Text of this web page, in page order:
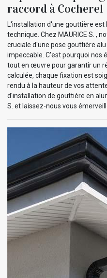
raccord à Cocherel
L'installation d'une gouttière
technique. Chez MAURICE S. ,
cruciale d'une pose gouttière alu
impeccable. C'est pourquoi nos
tout en œuvre pour garantir un
calculée, chaque fixation est
rendu à la hauteur de vos
d'installation de gouttière en
S. et laissez-nous vous